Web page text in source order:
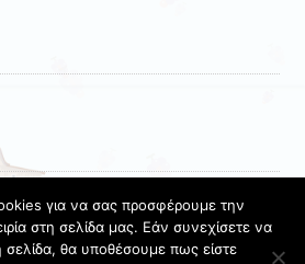
& Ιστολόγια ΠΣΔ
για να σας προσφέρουμε την
στη σελίδα μας. Εάν συνεχίσετε να
σελίδα, θα υποθέσουμε πως είστε